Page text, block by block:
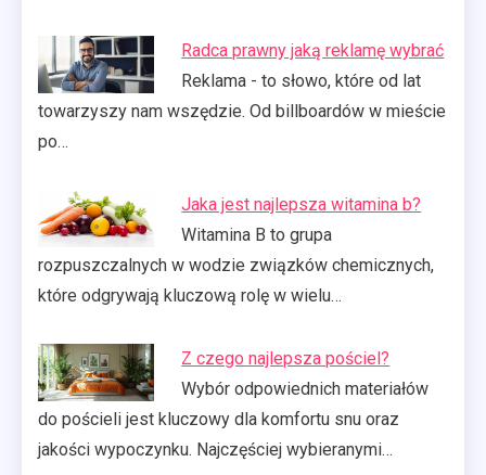
Radca prawny jaką reklamę wybrać
Reklama - to słowo, które od lat
towarzyszy nam wszędzie. Od billboardów w mieście
po…
Jaka jest najlepsza witamina b?
Witamina B to grupa
rozpuszczalnych w wodzie związków chemicznych,
które odgrywają kluczową rolę w wielu…
Z czego najlepsza pościel?
Wybór odpowiednich materiałów
do pościeli jest kluczowy dla komfortu snu oraz
jakości wypoczynku. Najczęściej wybieranymi…